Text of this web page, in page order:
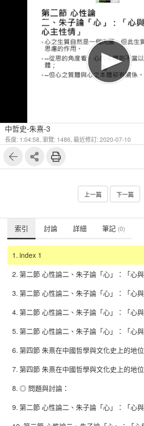
中哲史-朱熹-3
長度: 1:04:58, 瀏覽: 1486, 最近修訂: 2020-07-10
上一篇 下一篇
索引 討論 詳細 筆記 (0)
1. index 1
2.
3.
4.
5.
6. 第四節 朱熹在中國哲學與文化史上的地位
7. 第四節 朱熹在中國哲學與文化史上的地位
8. ◎ 問題與討論：
9.